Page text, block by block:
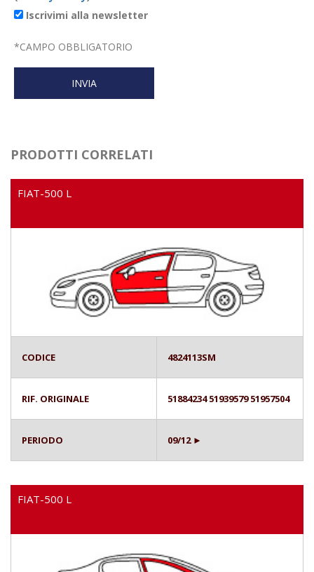
Iscrivimi alla newsletter
*CAMPO OBBLIGATORIO
PRODOTTI CORRELATI
FIAT-500 L
CODICE 4824113SM
RIF. ORIGINALE 51884234 51939579 51957504
PERIODO 09/12 ►
FIAT-500 L